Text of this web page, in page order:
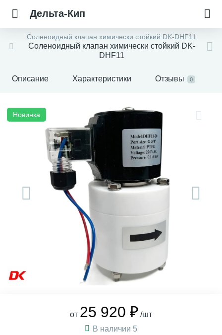
Дельта-Кип
Соленоидный клапан химически стойкий DK-DHF11
Соленоидный клапан химически стойкий DK-
DHF11
Описание Характеристики Отзывы 0
Новинка
от 25 920 ₽ /шт
В наличии 5